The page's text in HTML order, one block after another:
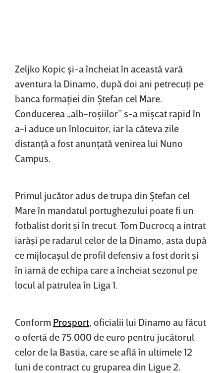
Zeljko Kopic şi-a încheiat în această vară
aventura la Dinamo, după doi ani petrecuţi pe
banca formaţiei din Ştefan cel Mare.
Conducerea „alb-roşiilor” s-a mişcat rapid în
a-i aduce un înlocuitor, iar la câteva zile
distanţă a fost anunţată venirea lui Nuno
Campus.
Primul jucător adus de trupa din Ştefan cel
Mare în mandatul portughezului poate fi un
fotbalist dorit şi în trecut. Tom Ducrocq a intrat
iarăşi pe radarul celor de la Dinamo, asta după
ce mijlocaşul de profil defensiv a fost dorit şi
în iarnă de echipa care a încheiat sezonul pe
locul al patrulea în Liga 1.
Conform Prosport, oficialii lui Dinamo au făcut
o ofertă de 75.000 de euro pentru jucătorul
celor de la Bastia, care se află în ultimele 12
luni de contract cu gruparea din Ligue 2.